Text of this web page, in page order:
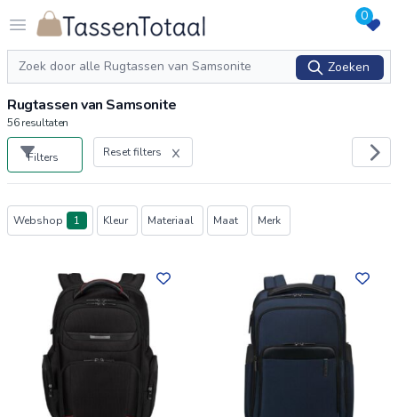
Open menu
Logo Tassentotaal.nl 0
Zoeken
Zoeken
Rugtassen van Samsonite
56resultaten
Filters Reset filters
Producten
Webshop 1 Kleur Materiaal Maat Merk